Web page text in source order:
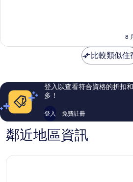
城
棒
評
論
8
比較類似住
登入以查看符合資格的折扣
多！
登入 免費註冊
鄰近地區資訊